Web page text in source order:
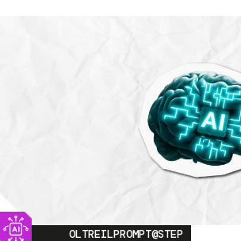
Image
OLTREILPROMPT@STEP